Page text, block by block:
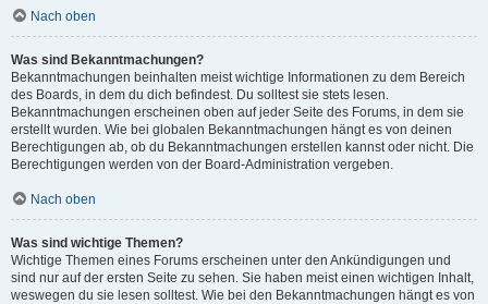
Nach oben
Was sind Bekanntmachungen?
Bekanntmachungen beinhalten meist wichtige Informationen zu dem Bereich
des Boards, in dem du dich befindest. Du solltest sie stets lesen.
Bekanntmachungen erscheinen oben auf jeder Seite des Forums, in dem sie
erstellt wurden. Wie bei globalen Bekanntmachungen hängt es von deinen
Berechtigungen ab, ob du Bekanntmachungen erstellen kannst oder nicht. Die
Berechtigungen werden von der Board-Administration vergeben.
Nach oben
Was sind wichtige Themen?
Wichtige Themen eines Forums erscheinen unter den Ankündigungen und
sind nur auf der ersten Seite zu sehen. Sie haben meist einen wichtigen Inhalt,
weswegen du sie lesen solltest. Wie bei den Bekanntmachungen hängt es von